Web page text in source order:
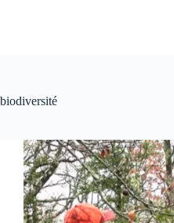
biodiversité